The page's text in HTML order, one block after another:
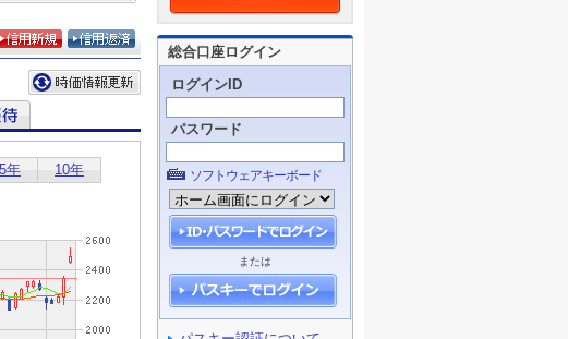
総合口座ログイン
ログインID
パスワード
ソフトウェアキーボード
または